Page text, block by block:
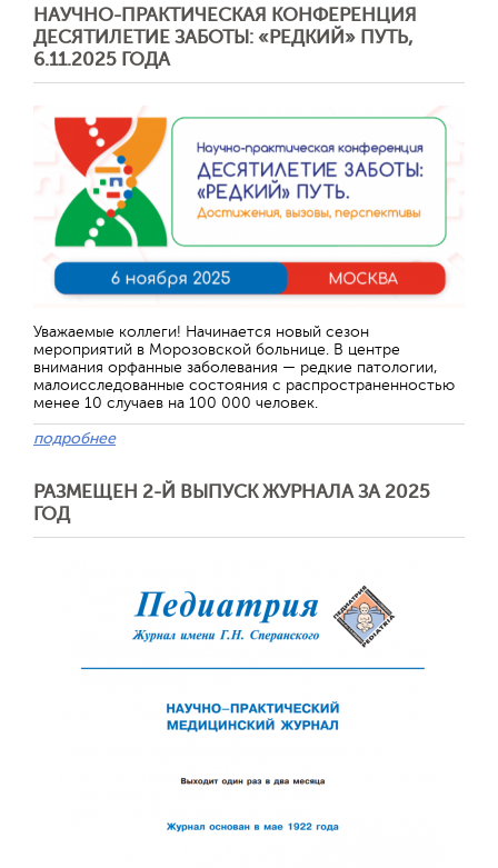
НАУЧНО-ПРАКТИЧЕСКАЯ КОНФЕРЕНЦИЯ
ДЕСЯТИЛЕТИЕ ЗАБОТЫ: «РЕДКИЙ» ПУТЬ,
6.11.2025 ГОДА
Уважаемые коллеги! Начинается новый сезон
мероприятий в Морозовской больнице. В центре
внимания орфанные заболевания — редкие патологии,
малоисследованные состояния с распространенностью
менее 10 случаев на 100 000 человек.
подробнее
РАЗМЕЩЕН 2-Й ВЫПУСК ЖУРНАЛА ЗА 2025
ГОД
Отправить